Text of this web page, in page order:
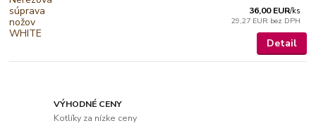
36,00 EUR/ks
29,27 EUR bez DPH
Detail
VÝHODNÉ CENY
Kotlíky za nízke ceny